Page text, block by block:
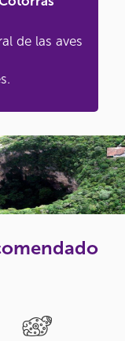
de las aves